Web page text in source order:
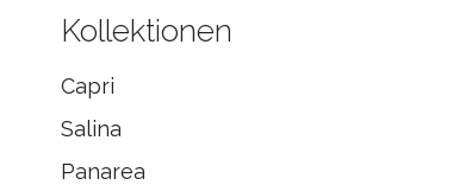
Kollektionen
Capri
Salina
Panarea